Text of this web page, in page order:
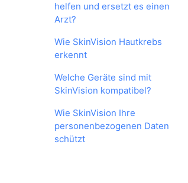
helfen und ersetzt es einen
Arzt?
Wie SkinVision Hautkrebs
erkennt
Welche Geräte sind mit
SkinVision kompatibel?
Wie SkinVision Ihre
personenbezogenen Daten
schützt